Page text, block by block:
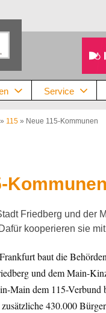
Service
» 115 » Neue 115-Kommunen
Kommunen
Friedberg und der
kooperieren sie
baut die
und dem Main-
Main dem 115-Verbund
430.000